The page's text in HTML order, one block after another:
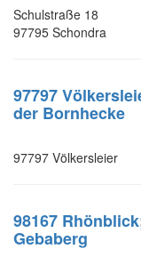
Schulstraße 18
97795 Schondra
97797
der Bornhecke
97797 Völkersleier
98167
Gebaberg